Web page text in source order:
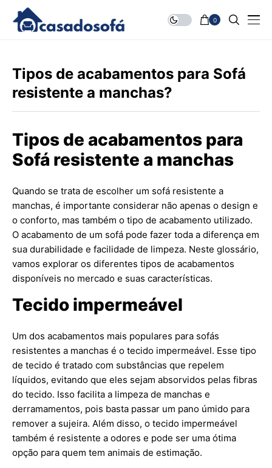
0
Tipos de acabamentos para Sofá
resistente a manchas?
Tipos de acabamentos para
Sofá resistente a manchas
Quando se trata de escolher um sofá resistente a
manchas, é importante considerar não apenas o design e
o conforto, mas também o tipo de acabamento utilizado.
O acabamento de um sofá pode fazer toda a diferença em
sua durabilidade e facilidade de limpeza. Neste glossário,
vamos explorar os diferentes tipos de acabamentos
disponíveis no mercado e suas características.
Tecido impermeável
Um dos acabamentos mais populares para sofás
resistentes a manchas é o tecido impermeável. Esse tipo
de tecido é tratado com substâncias que repelem
líquidos, evitando que eles sejam absorvidos pelas fibras
do tecido. Isso facilita a limpeza de manchas e
derramamentos, pois basta passar um pano úmido para
remover a sujeira. Além disso, o tecido impermeável
também é resistente a odores e pode ser uma ótima
opção para quem tem animais de estimação.